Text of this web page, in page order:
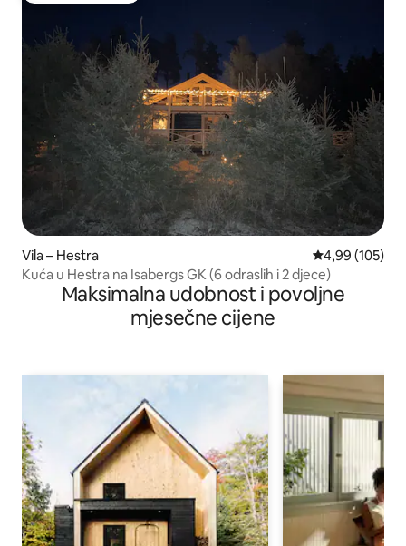
Vila – Hestra Prosječna
4,99 (105)
Kuća u Hestra na Isabergs GK (6 odraslih i 2 djece)
Maksimalna udobnost i povoljne
mjesečne cijene